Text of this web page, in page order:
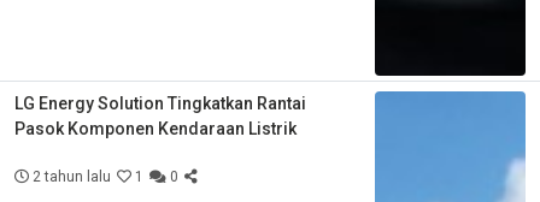
LG Energy Solution Tingkatkan Rantai
Pasok Komponen Kendaraan Listrik
2 tahun lalu 1 0